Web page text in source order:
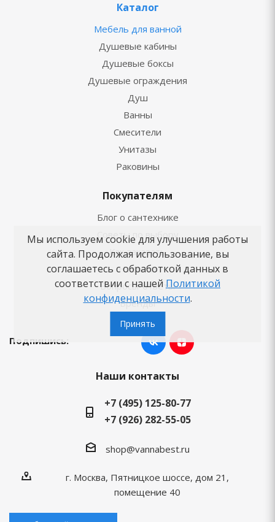
Каталог
Мебель для ванной
Душевые кабины
Душевые боксы
Душевые ограждения
Душ
Ванны
Смесители
Унитазы
Раковины
Покупателям
Блог о сантехнике
Советы по выбору
Как заказать
Новости
Вопросы-ответы
Бренды
Подпишись:
Наши контакты
+7 (495) 125-80-77
+7 (926) 282-55-05
shop@vannabest.ru
г. Москва, Пятницкое шоссе, дом 21,
помещение 40
Мы используем cookie для улучшения работы
сайта. Продолжая использование, вы
соглашаетесь с обработкой данных в
соответствии с нашей Политикой
конфиденциальности.
Принять